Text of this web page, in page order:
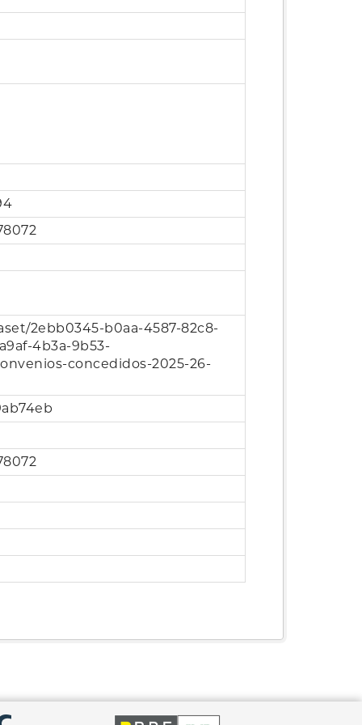
2ebb0345-b0aa-4587-82c8-
4b3a-9b53-
concedidos-2025-26-